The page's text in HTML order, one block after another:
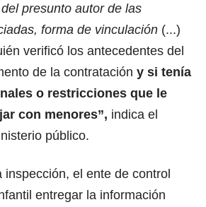
presunto autor de las
forma de vinculación (...)
verificó los antecedentes del
de la contratación y si tenía
o restricciones que le
con menores”, indica el
público.
inspección, el ente de control
entregar la información